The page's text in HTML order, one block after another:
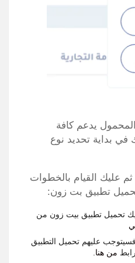
يدعم كافة
في بداية تحديد نوع
عليك القيام بالخطوات
تحميل تطبيق بت زون:
تحميل تطبيق بيت زون من
عليهم تحميل التطبيق
من هنا.